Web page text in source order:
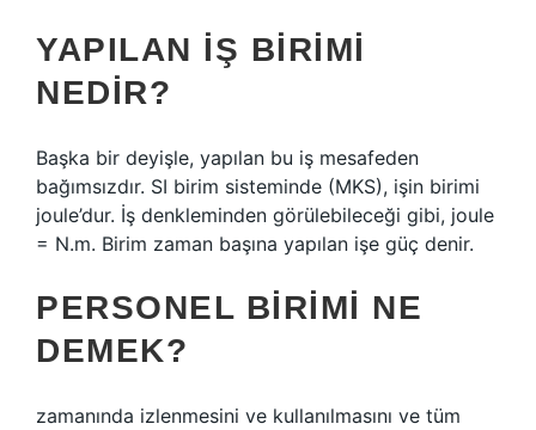
YAPILAN IŞ BIRIMI
NEDIR?
Başka bir deyişle, yapılan bu iş mesafeden
bağımsızdır. SI birim sisteminde (MKS), işin birimi
joule’dur. İş denkleminden görülebileceği gibi, joule
= N.m. Birim zaman başına yapılan işe güç denir.
PERSONEL BIRIMI NE
DEMEK?
zamanında izlenmesini ve kullanılmasını ve tüm